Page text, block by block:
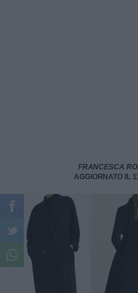
FRANCESCA
AGGIORNATO IL